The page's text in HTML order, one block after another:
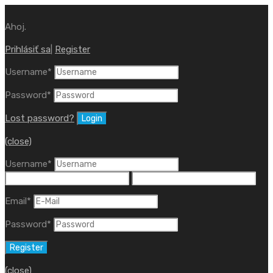
Ahoj.
Prihlásiť sa Register
Username*
Password*
Lost password?
(close)
Username*
Email*
Password*
(close)